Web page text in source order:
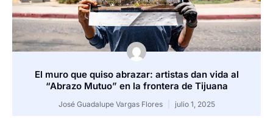
El muro que quiso abrazar: artistas dan vida al
“Abrazo Mutuo” en la frontera de Tijuana
José Guadalupe Vargas Flores julio 1, 2025